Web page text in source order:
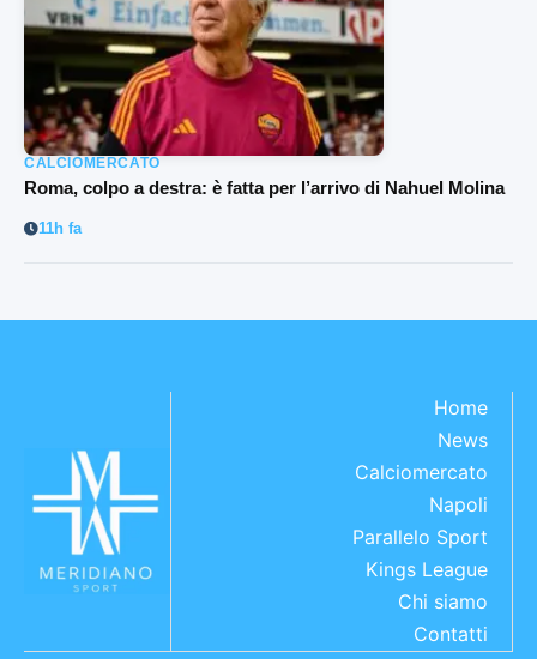
CALCIOMERCATO
Roma, colpo a destra: è fatta per l’arrivo di Nahuel Molina
11h fa
Home
News
Calciomercato
Napoli
Parallelo Sport
Kings League
Chi siamo
Contatti